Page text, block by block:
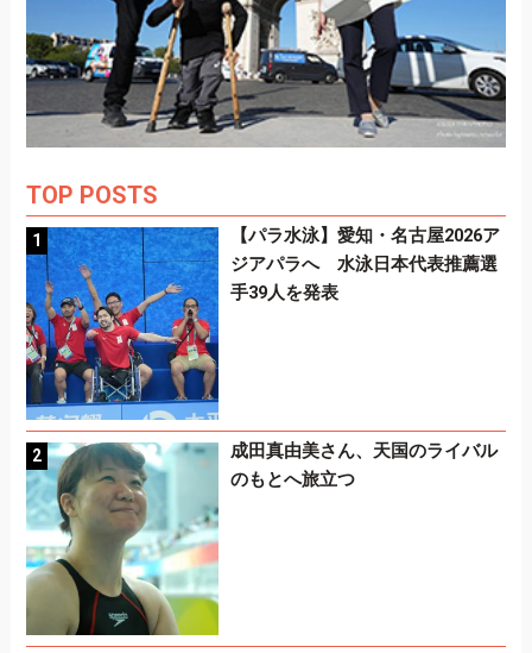
TOP POSTS
【パラ水泳】愛知・名古屋2026ア
ジアパラへ 水泳日本代表推薦選
手39人を発表
成田真由美さん、天国のライバル
のもとへ旅立つ